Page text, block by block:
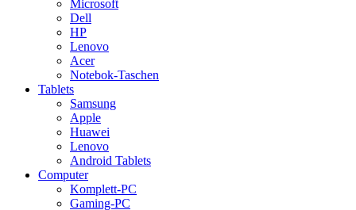
Microsoft
Dell
HP
Lenovo
Acer
Notebok-Taschen
Tablets
Samsung
Apple
Huawei
Lenovo
Android Tablets
Computer
Komplett-PC
Gaming-PC